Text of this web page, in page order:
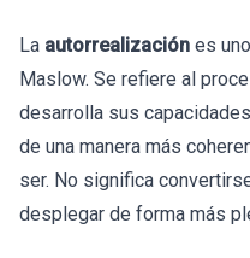
La autorrealización es
Maslow. Se refiere al
desarrolla sus
de una manera más
ser. No significa
desplegar de forma más